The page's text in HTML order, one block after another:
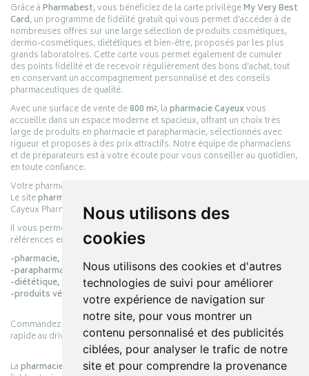
Nous utilisons des
cookies
Nous utilisons des cookies et d'autres
technologies de suivi pour améliorer
votre expérience de navigation sur
notre site, pour vous montrer un
contenu personnalisé et des publicités
ciblées, pour analyser le trafic de notre
site et pour comprendre la provenance
Grâce àPharmabest, vous bénéficiez de la carte privilègeMy Very Best
Card, un programme de fidélité gratuit qui vous permet d’accéder à de
nombreuses offres sur une large sélection de produits cosmétiques,
dermo-cosmétiques, diététiques et bien-être, proposés par les plus
grands laboratoires. Cette carte vous permet également de cumuler
des points fidélité et de recevoir régulièrement des bons d’achat, tout
en conservant un accompagnement personnalisé et des conseils
pharmaceutiques de qualité.
Avec une surface de vente de800 m², lapharmacie Cayeuxvous
accueille dans un espace moderne et spacieux, offrant un choix très
large de produits en pharmacie et parapharmacie, sélectionnés avec
rigueur et proposés à des prix attractifs. Notre équipe de pharmaciens
et de préparateurs est à votre écoute pour vous conseiller au quotidien,
en toute confiance.
Votre pharmacie en ligne :
Le sitepharmacie-cayeux.fr
Cayeux Pharmabest Berck-sur-Mer – Rang-du-Fliers.
Il vous permet de réaliser vos achats en ligne parmi des milliers de
références en :
-pharmacie,
-parapharmacie,
-diététique,
-produits vétérinaires.
Commandez simplement vos produits en ligne et choisissez le retrait
rapide au drive ou la livraison à domicile, en toute simplicité.
Lapharmacie Cayeuxs’engage à vous offrir une expérience pratique,